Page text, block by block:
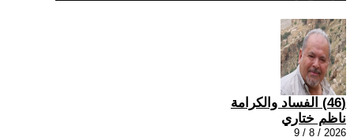
(46) الفساد والكرامة
ناظم ختاري
2026 / 8 / 9